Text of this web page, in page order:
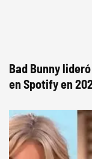
Bad Bunny
en Spotify en